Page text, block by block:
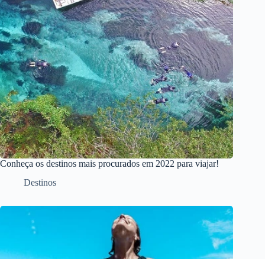
Conheça os destinos mais procurados em 2022 para viajar!
Destinos